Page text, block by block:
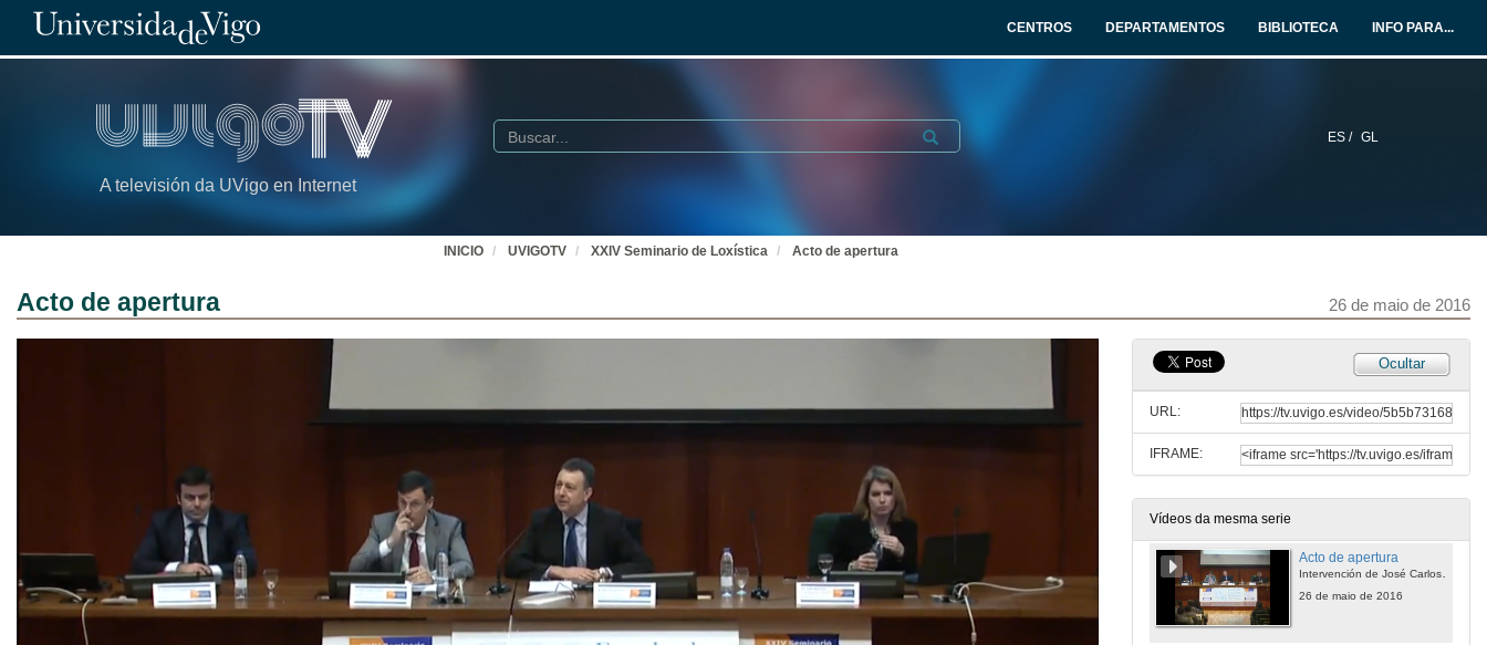
CENTROS DEPARTAMENTOS BIBLIOTECA INFO PARA...
A televisión da UVigo en Internet
ES / GL
Buscar Submit
INICIO UVIGOTV XXIV Seminario de Loxística Acto de apertura
Acto de apertura 26 de maio de 2016
Ocultar
URL:
IFRAME:
Vídeos da mesma serie
Acto de apertura
Intervención de José Carlos Prado Prado e Juan María Pou Saracho
26 de maio de 2016